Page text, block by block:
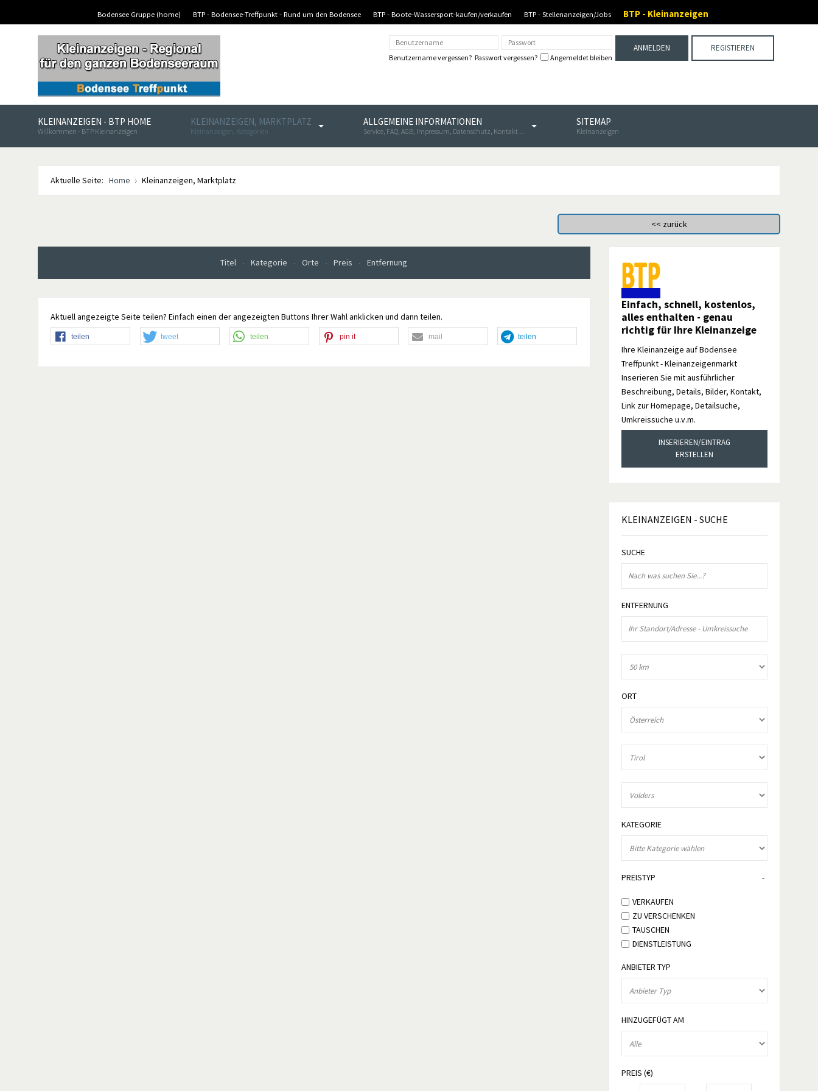
Bodensee Gruppe (home) BTP - Bodensee-Treffpunkt - Rund um den Bodensee BTP - Boote-Wassersport-kaufen/verkaufen BTP - Stellenanzeigen/Jobs BTP - Kleinanzeigen
REGISTIEREN
Benutzername vergessen? Passwort vergessen? Angemeldet bleiben
ANMELDEN
KLEINANZEIGEN - BTP HOME
Willkommen - BTP Kleinanzeigen
KLEINANZEIGEN, MARKTPLATZ
Kleinanzeigen, Kategorien
ALLGEMEINE INFORMATIONEN
Service, FAQ, AGB, Impressum, Datenschutz, Kontakt ...
SITEMAP
Kleinanzeigen
Aktuelle Seite: Home Kleinanzeigen, Marktplatz
Titel Kategorie Orte Preis Entfernung
Aktuell angezeigte Seite teilen? Einfach einen der angezeigten Buttons Ihrer Wahl anklicken und dann teilen.
teilen tweet teilen pin it mail teilen
Einfach, schnell, kostenlos,
alles enthalten - genau
richtig für Ihre Kleinanzeige
Ihre Kleinanzeige auf Bodensee
Treffpunkt - Kleinanzeigenmarkt
Inserieren Sie mit ausführlicher
Beschreibung, Details, Bilder, Kontakt,
Link zur Homepage, Detailsuche,
Umkreissuche u.v.m.
INSERIEREN/EINTRAG
ERSTELLEN
KLEINANZEIGEN - SUCHE
SUCHE
ENTFERNUNG
ORT
KATEGORIE
PREISTYP
VERKAUFEN
ZU VERSCHENKEN
TAUSCHEN
DIENSTLEISTUNG
ANBIETER TYP
HINZUGEFÜGT AM
PREIS (€)